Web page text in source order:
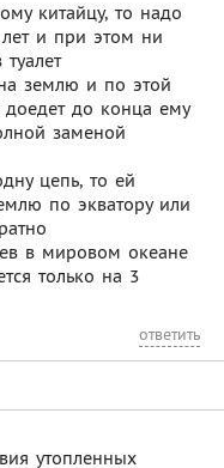
китайцу, то надо
и при этом ни
землю и по этой
доедет до конца ему
заменой
цепь, то ей
по экватору или
в мировом океане
только на 3
ответить
утопленных